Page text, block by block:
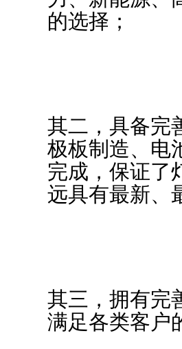
的选择；
其二，具备完
极板制造、电
完成，保证了
远具有最新、
其三，拥有完
满足各类客户